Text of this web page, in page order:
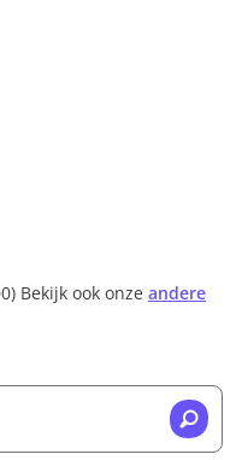
Bekijk ook onze andere